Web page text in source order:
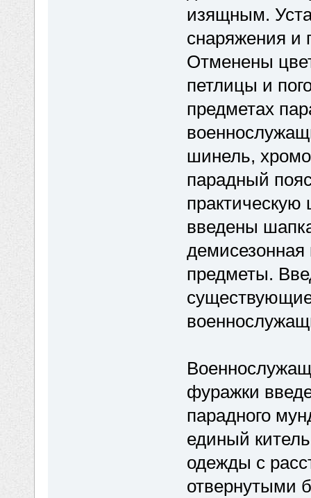
изящным.
снаряжения и
Отменены
петлицы и
предметах
шинель,
парадный
практическую
введены
демисезонная
предметы.
фуражки
парадного
единый
одежды с
отвернутыми